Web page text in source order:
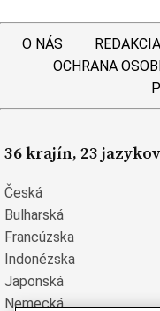
O NÁS REDAKCIA
OCHRANA
36 krajín, 23 jazykov
Česká
Bulharská
Francúzska
Indonézska
Japonská
Nemecká